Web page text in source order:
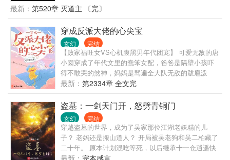
先苟一苟，等证道了在浪…… 伏羲：“血海居然有生灵
证道了，它是谁？” 女娲：“天机初显、他似乎叫冥
河？！” 元始圣人：“冥河？！没听说过！” 太清老
子：“冥河道友，你乃异数，我等六圣特来镇压你，还
请受首！” 冥河：“哈哈哈，很好，既然你们六圣齐
至，那我便杀圣证道！” 这一日、圣人陨落、众生惊
骇！！
最新： 第520章 灭道主 〔完〕
穿成反派大佬的心尖宝
玄幻 完结
【败家福旺女VS心机腹黑男年代团宠】 可爱无敌的唐
小囡穿成了年代文里的蠢笨女配，爸爸是隔壁小孩吓
得不敢哭的煞神，妈妈是骂遍全大队无敌的跋扈泼
妇，三个哥哥是方圆百里人见人怕的恶霸。 但他们在
唐小囡面前，全都变成没脾气的小绵羊，只想宠她宠
她再宠她。 为了改变书里一家子的悲惨结局，唐小囡
努力把养歪的三个哥哥掰正。 “大哥，老师好凶的，你
教我好不好？” “二哥，我身体这么差，要是有个神医
哥哥就好了。”唐小囡拍了拍自己的肥肚子，良心一点
都不痛。 “三哥，我想吃好多肉肉，可是要好多钱
钱。” 于是，唐家三个恶霸，突然某一天揍跑了狐朋狗
最新： 第2334章 全文完
盗墓：一剑天门开，怒劈青铜门
玄幻 完结
穿越盗墓的世界，成为了吴家那位江湖老妖精的儿
子？ 老妈还是搬山道人？ 开局被吴老狗和吴二柏藏了
二十年。 原本计划混吃等死，以后继承十一仓逍遥快
活，可看着老妈因为搬山诅咒日渐衰弱而大限将至，
最新： 完本感言